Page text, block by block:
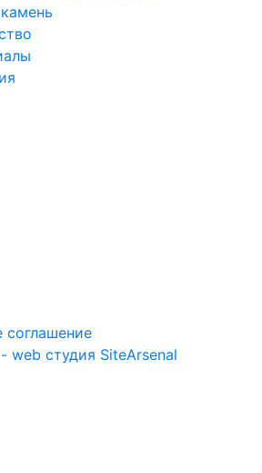
соглашение
web студия SiteArsenal